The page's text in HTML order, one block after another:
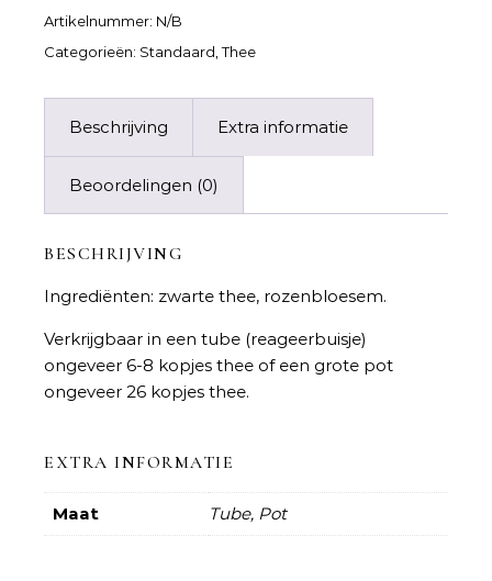
Artikelnummer: N/B
Categorieën: Standaard ,Thee
Beschrijving Extra informatie
Beoordelingen (0)
BESCHRIJVING
Ingrediënten: zwarte thee, rozenbloesem.
Verkrijgbaar in een tube (reageerbuisje)
ongeveer 6-8 kopjes thee of een grote pot
ongeveer 26 kopjes thee.
EXTRA INFORMATIE
Maat Tube, Pot